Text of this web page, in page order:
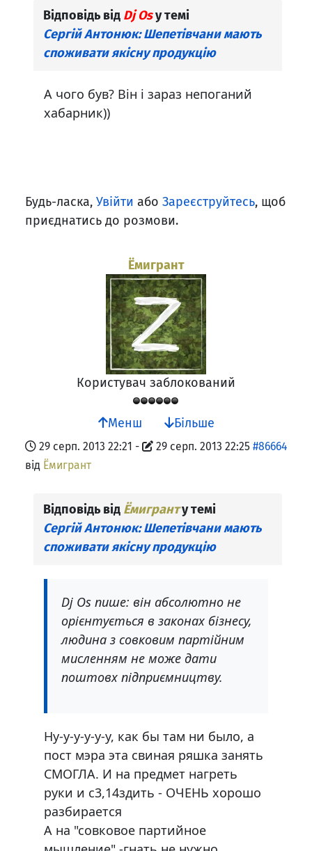
Відповідь від Dj Osу темі
Сергій Антонюк: Шепетівчани мають
споживати якісну продукцію
А чого був? Він і зараз непоганий
хабарник))
Будь-ласка, Увійти або Зареєструйтесь, щоб
приєднатись до розмови.
Ёмигрант
Користувач заблокований
Менш Більше
29 серп. 2013 22:21 - 29 серп. 2013 22:25 #86664
від Ёмигрант
Відповідь від Ёмигранту темі
Сергій Антонюк: Шепетівчани мають
споживати якісну продукцію
Dj Os пише: він абсолютно не
орієнтується в законах бізнесу,
людина з совковим партійним
мисленням не може дати
поштовх підприємництву.
Ну-у-у-у-у-у, как бы там ни было, а
пост мэра эта свиная ряшка занять
СМОГЛА. И на предмет нагреть
руки и с3,14здить - ОЧЕНЬ xорошо
разбирается
А на "совковое партийное